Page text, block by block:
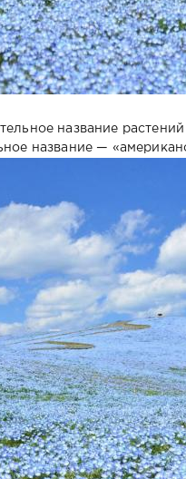
название
название —